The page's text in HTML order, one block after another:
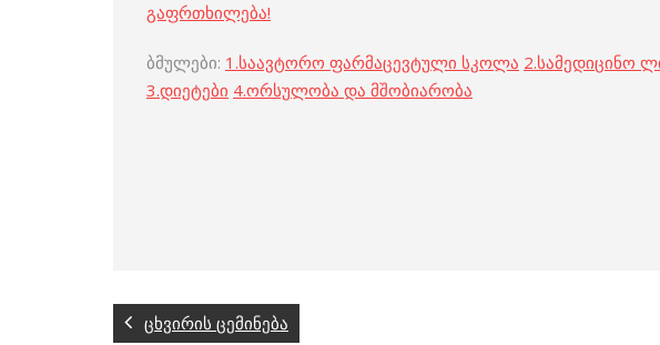
გაფრთხილება!
ბმულები: 1.საავტორო ფარმაცევტული სკოლა 2.სამედიცინო
3.დიეტები 4.ორსულობა და მშობიარობა
ცხვირის ცემინება